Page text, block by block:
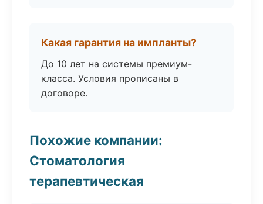
Какая гарантия на импланты?
До 10 лет на системы премиум-
класса. Условия прописаны в
договоре.
Похожие компании:
Стоматология
терапевтическая